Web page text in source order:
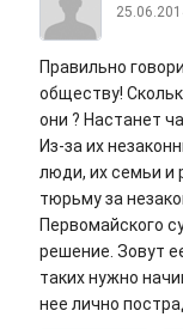
Правильно
обществу!
они ? Настанет
Из-за их
люди, их семьи и
тюрьму за
Первомайского
решение. Зовут
таких нужно
нее лично